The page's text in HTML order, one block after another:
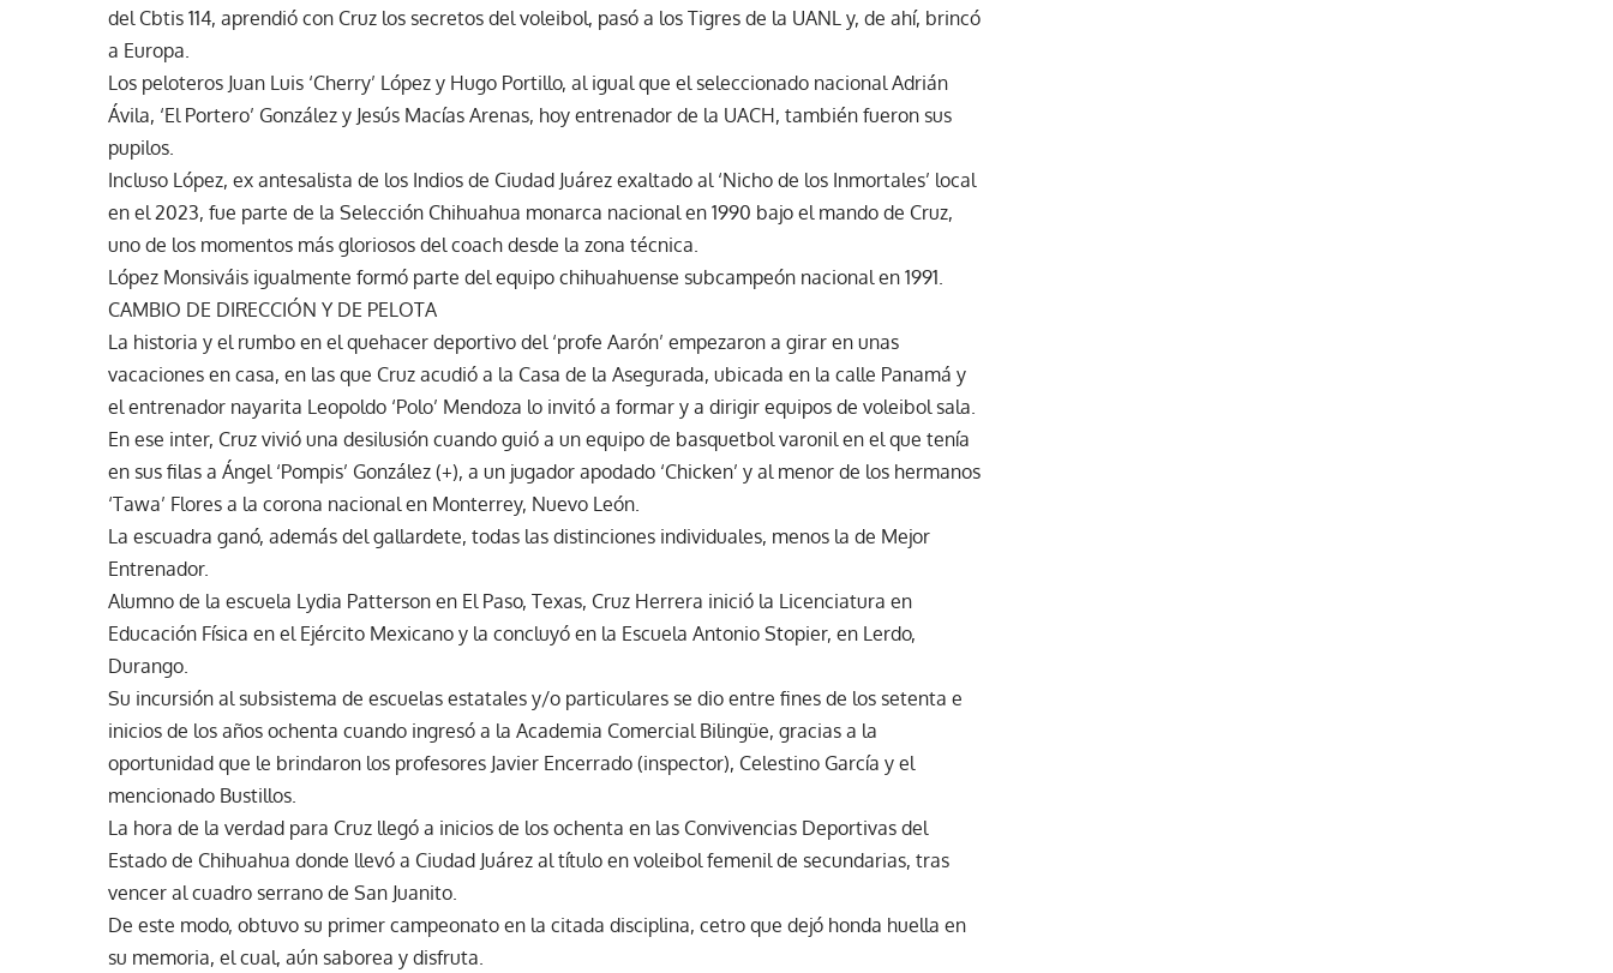
del Cbtis 114, aprendió con Cruz los secretos del voleibol, pasó a los Tigres de la UANL y, de ahí, brincó
a Europa.
Los peloteros Juan Luis ‘Cherry’ López y Hugo Portillo, al igual que el seleccionado nacional Adrián
Ávila, ‘El Portero’ González y Jesús Macías Arenas, hoy entrenador de la UACH, también fueron sus
pupilos.
Incluso López, ex antesalista de los Indios de Ciudad Juárez exaltado al ‘Nicho de los Inmortales’ local
en el 2023, fue parte de la Selección Chihuahua monarca nacional en 1990 bajo el mando de Cruz,
uno de los momentos más gloriosos del coach desde la zona técnica.
López Monsiváis igualmente formó parte del equipo chihuahuense subcampeón nacional en 1991.
CAMBIO DE DIRECCIÓN Y DE PELOTA
La historia y el rumbo en el quehacer deportivo del ‘profe Aarón’ empezaron a girar en unas
vacaciones en casa, en las que Cruz acudió a la Casa de la Asegurada, ubicada en la calle Panamá y
el entrenador nayarita Leopoldo ‘Polo’ Mendoza lo invitó a formar y a dirigir equipos de voleibol sala.
En ese inter, Cruz vivió una desilusión cuando guió a un equipo de basquetbol varonil en el que tenía
en sus filas a Ángel ‘Pompis’ González (+), a un jugador apodado ‘Chicken’ y al menor de los hermanos
‘Tawa’ Flores a la corona nacional en Monterrey, Nuevo León.
La escuadra ganó, además del gallardete, todas las distinciones individuales, menos la de Mejor
Entrenador.
Alumno de la escuela Lydia Patterson en El Paso, Texas, Cruz Herrera inició la Licenciatura en
Educación Física en el Ejército Mexicano y la concluyó en la Escuela Antonio Stopier, en Lerdo,
Durango.
Su incursión al subsistema de escuelas estatales y/o particulares se dio entre fines de los setenta e
inicios de los años ochenta cuando ingresó a la Academia Comercial Bilingüe, gracias a la
oportunidad que le brindaron los profesores Javier Encerrado (inspector), Celestino García y el
mencionado Bustillos.
La hora de la verdad para Cruz llegó a inicios de los ochenta en las Convivencias Deportivas del
Estado de Chihuahua donde llevó a Ciudad Juárez al título en voleibol femenil de secundarias, tras
vencer al cuadro serrano de San Juanito.
De este modo, obtuvo su primer campeonato en la citada disciplina, cetro que dejó honda huella en
su memoria, el cual, aún saborea y disfruta.